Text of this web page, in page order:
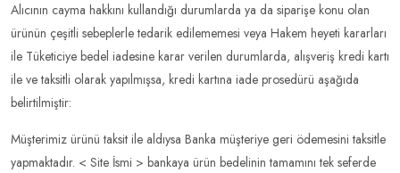
Alıcının cayma hakkını kullandığı durumlarda ya da siparişe konu olan
ürünün çeşitli sebeplerle tedarik edilememesi veya Hakem heyeti kararları
ile Tüketiciye bedel iadesine karar verilen durumlarda, alışveriş kredi kartı
ile ve taksitli olarak yapılmışsa, kredi kartına iade prosedürü aşağıda
belirtilmiştir:
Müşterimiz ürünü taksit ile aldıysa Banka müşteriye geri ödemesini taksitle
yapmaktadır. < Site İsmi > bankaya ürün bedelinin tamamını tek seferde